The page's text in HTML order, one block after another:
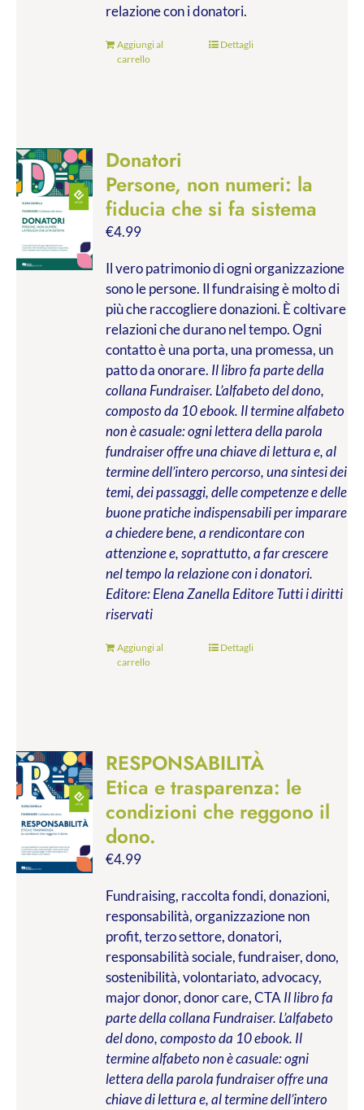
relazione con i donatori.
Aggiungi al
carrello
Dettagli
Donatori
Persone, non numeri: la
fiducia che si fa sistema
€4.99
Il vero patrimonio di ogni organizzazione
sono le persone. Il fundraising è molto di
più che raccogliere donazioni. È coltivare
relazioni che durano nel tempo. Ogni
contatto è una porta, una promessa, un
patto da onorare. Il libro fa parte della
collana Fundraiser. L’alfabeto del dono,
composto da 10 ebook. Il termine alfabeto
non è casuale: ogni lettera della parola
fundraiser offre una chiave di lettura e, al
termine dell’intero percorso, una sintesi dei
temi, dei passaggi, delle competenze e delle
buone pratiche indispensabili per imparare
a chiedere bene, a rendicontare con
attenzione e, soprattutto, a far crescere
nel tempo la relazione con i donatori.
Editore: Elena Zanella EditoreTutti i diritti
riservati
Aggiungi al
carrello
Dettagli
RESPONSABILITÀ
Etica e trasparenza: le
condizioni che reggono il
dono.
€4.99
Fundraising, raccolta fondi, donazioni,
responsabilità, organizzazione non
profit, terzo settore, donatori,
responsabilità sociale, fundraiser, dono,
sostenibilità, volontariato, advocacy,
major donor, donor care, CTA Il libro fa
parte della collana Fundraiser. L’alfabeto
del dono, composto da 10 ebook. Il
termine alfabeto non è casuale: ogni
lettera della parola fundraiser offre una
chiave di lettura e, al termine dell’intero